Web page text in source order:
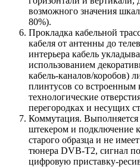
возможного значения
80%).
Прокладка кабельной
кабеля от антенны до
интерьера кабель
использованием
кабель-каналов/
плинтусов со встроенным
технологические
перегородках и несущих
Коммутация. Выполняется
штекером и подключение к
старого образца и не
тюнера DVB-T2, сигнал
цифровую приставку-